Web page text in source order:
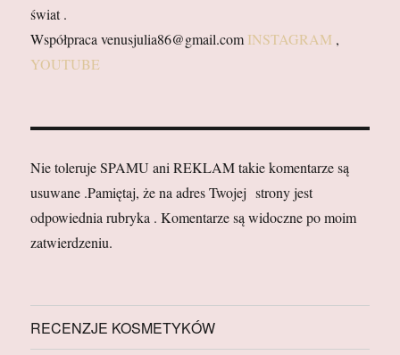
świat .
Współpraca venusjulia86@gmail.com INSTAGRAM ,
YOUTUBE
Nie toleruje SPAMU ani REKLAM takie komentarze są
usuwane .Pamiętaj, że na adres Twojej strony jest
odpowiednia rubryka . Komentarze są widoczne po moim
zatwierdzeniu.
RECENZJE KOSMETYKÓW